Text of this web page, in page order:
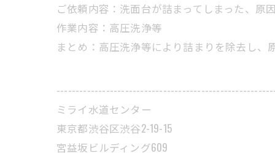
ご依頼内容：洗面台が詰まってしまった、原
作業内容：高圧洗浄等
まとめ：高圧洗浄等により詰まりを除去し、
ミライ水道センター
東京都渋谷区渋谷2-19-15
宮益坂ビルディング609